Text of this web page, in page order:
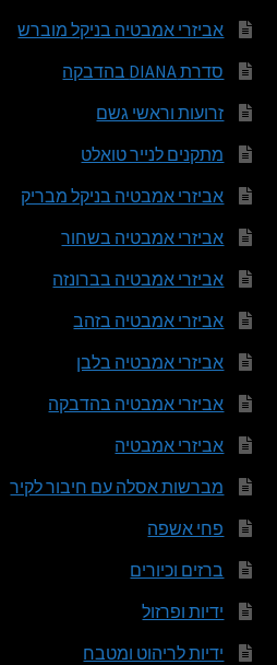
אביזרי אמבטיה בניקל מוברש
סדרת DIANA בהדבקה
זרועות וראשי גשם
מתקנים לנייר טואלט
אביזרי אמבטיה בניקל מבריק
אביזרי אמבטיה בשחור
אביזרי אמבטיה בברונזה
אביזרי אמבטיה בזהב
אביזרי אמבטיה בלבן
אביזרי אמבטיה בהדבקה
אביזרי אמבטיה
מברשות אסלה עם חיבור לקיר
פחי אשפה
ברזים וכיורים
ידיות ופרזול
ידיות לריהוט ומטבח